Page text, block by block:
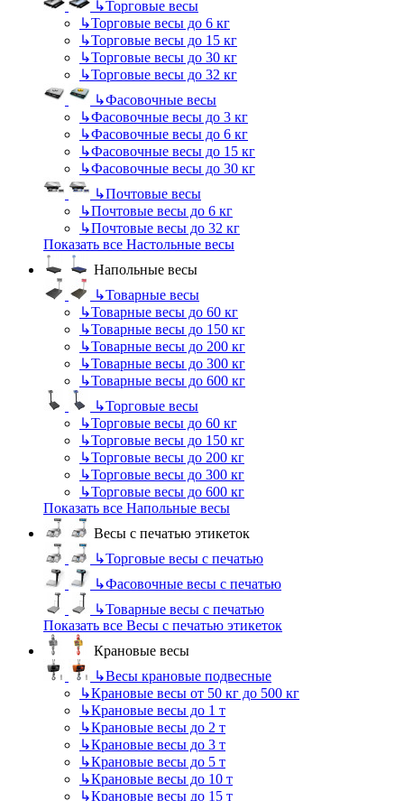
↳Торговые весы
↳Торговые весы до 6 кг
↳Торговые весы до 15 кг
↳Торговые весы до 30 кг
↳Торговые весы до 32 кг
↳Фасовочные весы
↳Фасовочные весы до 3 кг
↳Фасовочные весы до 6 кг
↳Фасовочные весы до 15 кг
↳Фасовочные весы до 30 кг
↳Почтовые весы
↳Почтовые весы до 6 кг
↳Почтовые весы до 32 кг
Показать все Настольные весы
Напольные весы
↳Товарные весы
↳Товарные весы до 60 кг
↳Товарные весы до 150 кг
↳Товарные весы до 200 кг
↳Товарные весы до 300 кг
↳Товарные весы до 600 кг
↳Торговые весы
↳Торговые весы до 60 кг
↳Торговые весы до 150 кг
↳Торговые весы до 200 кг
↳Торговые весы до 300 кг
↳Торговые весы до 600 кг
Показать все Напольные весы
Весы с печатью этикеток
↳Торговые весы с печатью
↳Фасовочные весы с печатью
↳Товарные весы с печатью
Показать все Весы с печатью этикеток
Крановые весы
↳Весы крановые подвесные
↳Крановые весы от 50 кг до 500 кг
↳Крановые весы до 1 т
↳Крановые весы до 2 т
↳Крановые весы до 3 т
↳Крановые весы до 5 т
↳Крановые весы до 10 т
↳Крановые весы до 15 т